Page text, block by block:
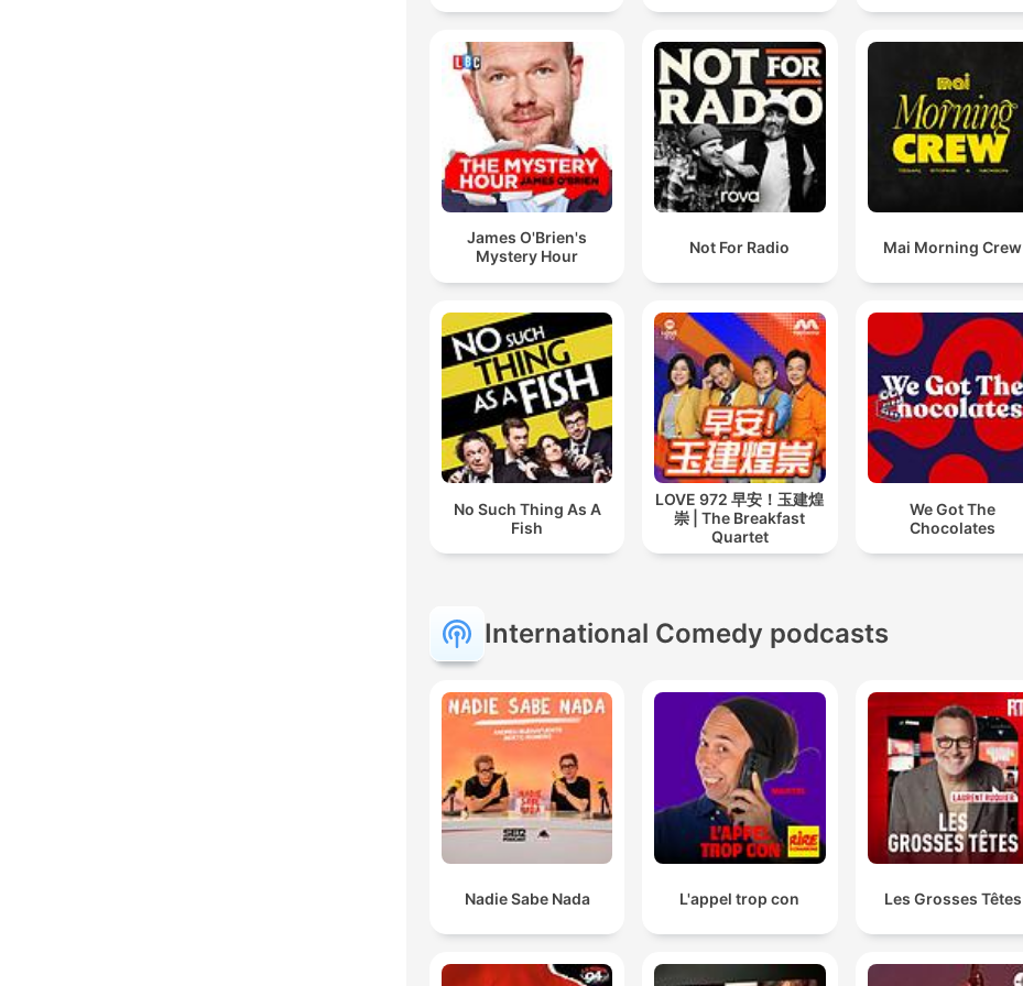
paciente pero creo que tengo que luchar por los
derechos de mi hijo
00:36:37 · La bromista utiliza información falsa para confrontar a
la pareja actual de Marco sobre su relación.
Y le dije, ay, pues no es tuyo, ni era tuyo, era de tu
papá.
paternidad del bebé durante una pelea con Jonathan.
Al parecer creo que le mordió el miembro, incluso está
sangrando.
01:34:34 · El empleado describe la naturaleza del incidente
ocurrido en la habitación del hotel.
James O'Brien's
Mystery Hour
Not For Radio Mai Morning Crew
No Such Thing As A
Fish
LOVE 972 早安！玉建煌
崇 | The Breakfast
Quartet
We Got The
Chocolates
International Comedy podcasts
Nadie Sabe Nada L'appel trop con Les Grosses Têtes